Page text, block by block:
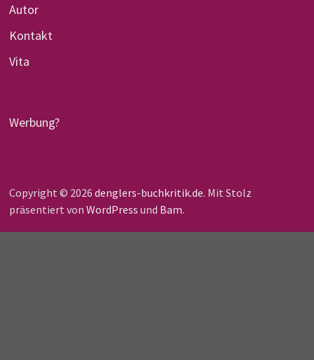
Autor
Kontakt
Vita
Werbung?
Copyright © 2026 denglers-buchkritik.de. Mit Stolz
präsentiert von WordPress und Bam.